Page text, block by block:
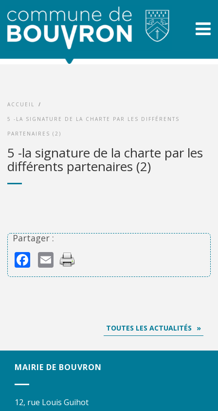
ACCUEIL /
5 -LA SIGNATURE DE LA CHARTE PAR LES DIFFÉRENTS
PARTENAIRES (2)
5 -la signature de la charte par les
différents partenaires (2)
Partager :
Facebook
Email
TOUTES LES ACTUALITÉS
MAIRIE DE BOUVRON
12, rue Louis Guihot